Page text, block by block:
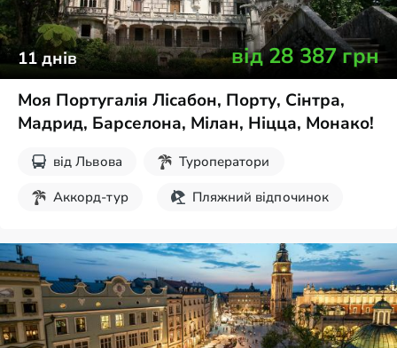
11днів від28 387грн
Моя Португалія Лісабон, Порту, Сінтра,
Мадрид, Барселона, Мілан, Ніцца, Монако!
від Львова
Туроператори
Аккорд-тур
Пляжний відпочинок